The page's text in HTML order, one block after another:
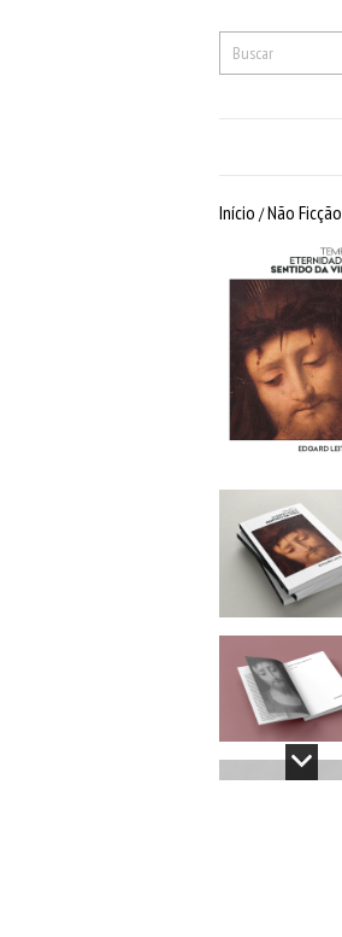
Início /Não Ficção